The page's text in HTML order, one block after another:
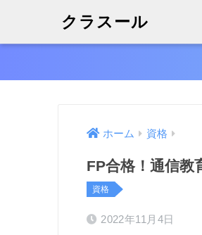
クラスール
ホーム 資格
FP合格！通信教
資格
2022年11月4日